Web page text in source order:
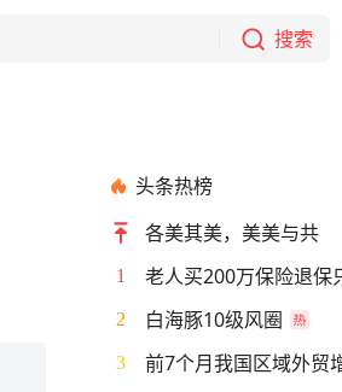
搜索
头条热榜
各美其美，美美与共
1 老人买200万保险退保
2 白海豚10级风圈
3 前7个月我国区域外贸